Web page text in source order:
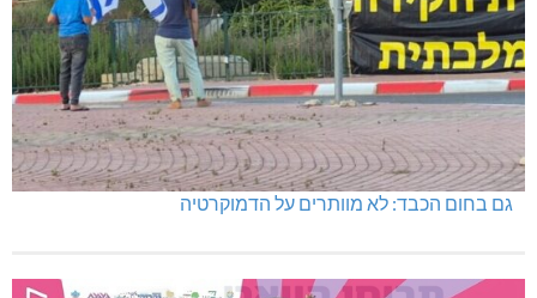
גם בחום הכבד: לא מוותרים על הדמוקרטיה